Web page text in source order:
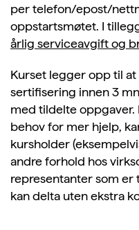
per telefon/epost/
oppstartsmøtet. I
årlig serviceavgift og
Kurset legger opp til
sertifisering innen 3
med tildelte
behov for mer hjelp,
kursholder
andre forhold hos
representanter som
kan delta uten ekstra